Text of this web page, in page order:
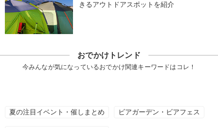
きるアウトドアスポットを紹介
おでかけトレンド
今みんなが気になっているおでかけ関連キーワードはコレ！
夏の注目イベント・催しまとめ ビアガーデン・ビアフェス